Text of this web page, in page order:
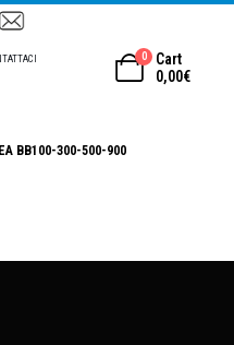
0
Cart
0,00€
BB100-300-500-900